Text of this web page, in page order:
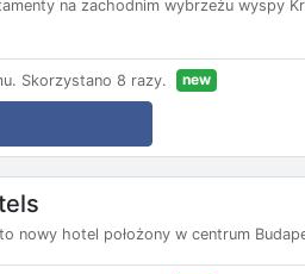
na zachodnim wybrzeżu wyspy
Skorzystano 8 razy. new
nowy hotel położony w centrum